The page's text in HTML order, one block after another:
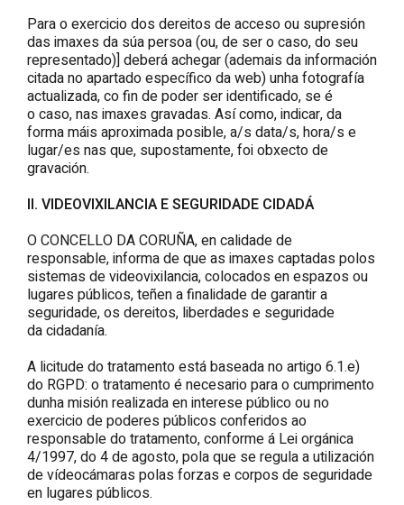
Para o exercicio dos dereitos de acceso ou supresión
das imaxes da súa persoa (ou, de ser o caso, do seu
representado)] deberá achegar (ademais da información
citada no apartado específico da web) unha fotografía
actualizada, co fin de poder ser identificado, se é
o caso, nas imaxes gravadas. Así como, indicar, da
forma máis aproximada posible, a/s data/s, hora/s e
lugar/es nas que, supostamente, foi obxecto de
gravación.
II. VIDEOVIXILANCIA E SEGURIDADE CIDADÁ
O CONCELLO DA CORUÑA, en calidade de
responsable, informa de que as imaxes captadas polos
sistemas de videovixilancia, colocados en espazos ou
lugares públicos, teñen a finalidade de garantir a
seguridade, os dereitos, liberdades e seguridade
da cidadanía.
A licitude do tratamento está baseada no artigo 6.1.e)
do RGPD: o tratamento é necesario para o cumprimento
dunha misión realizada en interese público ou no
exercicio de poderes públicos conferidos ao
responsable do tratamento, conforme á Lei orgánica
4/1997, do 4 de agosto, pola que se regula a utilización
de vídeocámaras polas forzas e corpos de seguridade
en lugares públicos.